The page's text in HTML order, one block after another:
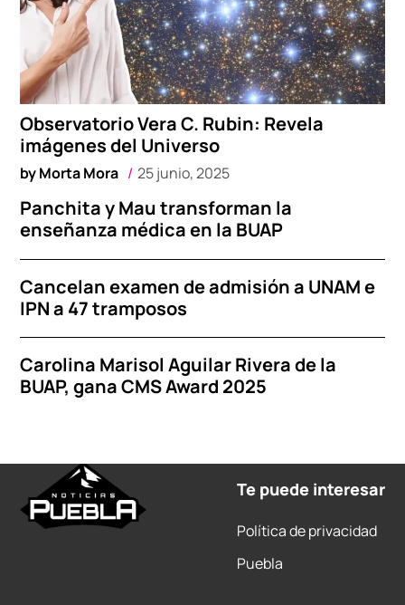
Observatorio Vera C. Rubin: Revela
imágenes del Universo
byMorta Mora 25 junio, 2025
Panchita y Mau transforman la
enseñanza médica en la BUAP
Cancelan examen de admisión a UNAM e
IPN a 47 tramposos
Carolina Marisol Aguilar Rivera de la
BUAP, gana CMS Award 2025
Te puede interesar
Política de privacidad
Puebla